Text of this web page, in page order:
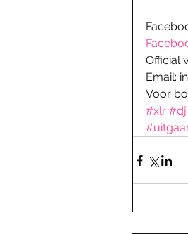
Official
Email:
Voor
#xlr #dj